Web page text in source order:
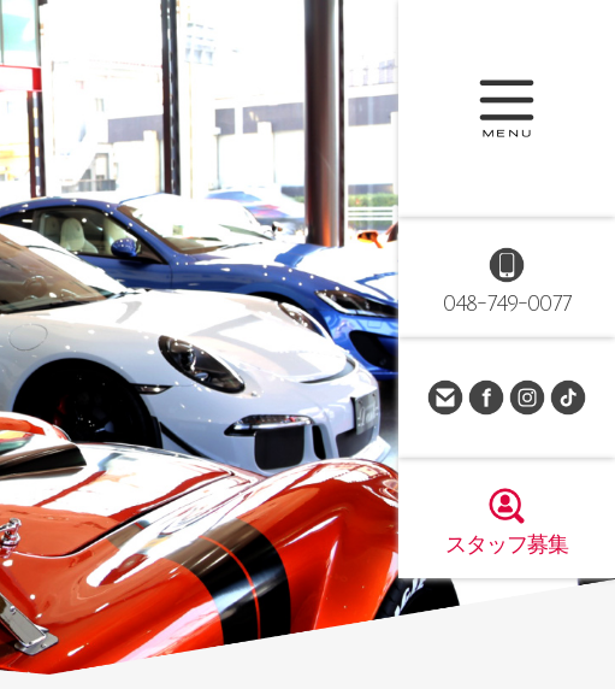
048-749-0077
スタッフ募集